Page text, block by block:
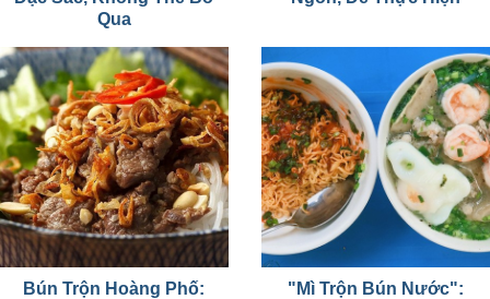
Qua
Bún Trộn Hoàng Phố:
"Mì Trộn Bún Nước":